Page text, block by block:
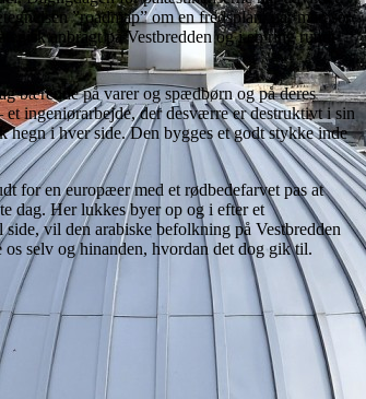
”roadmap” om en fredsplan, når man ser
anbragt på Vestbredden og i en ring rundt
bærende på varer og spædbørn og på deres
ingeniørarbejde, der desværre er destruktivt i sin
hegn i hver side. Den bygges et godt stykke inde
for en europæer med et rødbedefarvet pas at
dag. Her lukkes byer op og i efter et
vil den arabiske befolkning på Vestbredden
selv og hinanden, hvordan det dog gik til.